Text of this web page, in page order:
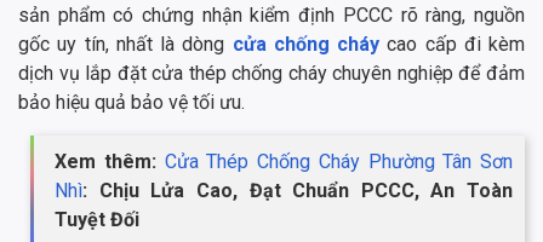
sản phẩm có chứng nhận kiểm định PCCC rõ ràng, nguồn
gốc uy tín, nhất là dòng cửa chống cháy cao cấp đi kèm
dịch vụ lắp đặt cửa thép chống cháy chuyên nghiệp để đảm
bảo hiệu quả bảo vệ tối ưu.
Xem thêm: Cửa Thép Chống Cháy Phường Tân Sơn
Nhì: Chịu Lửa Cao, Đạt Chuẩn PCCC, An Toàn
Tuyệt Đối